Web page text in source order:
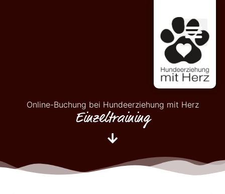
Online-Buchung bei Hundeerziehung mit Herz
Einzeltraining